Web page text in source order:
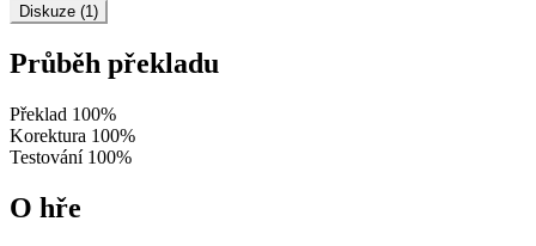
Diskuze (1)
Průběh překladu
Překlad 100%
Korektura 100%
Testování 100%
O hře